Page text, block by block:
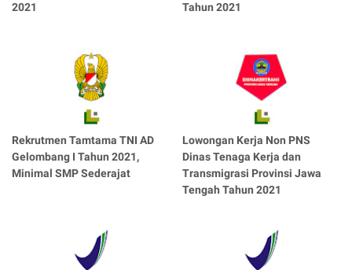
2021
Tahun 2021
Rekrutmen Tamtama TNI AD
Gelombang I Tahun 2021,
Minimal SMP Sederajat
Lowongan Kerja Non PNS
Dinas Tenaga Kerja dan
Transmigrasi Provinsi Jawa
Tengah Tahun 2021